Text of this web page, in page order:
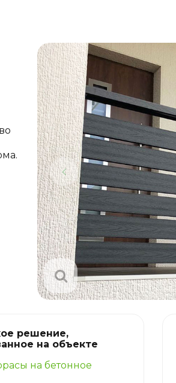
решение,
на объекте
на бетонное